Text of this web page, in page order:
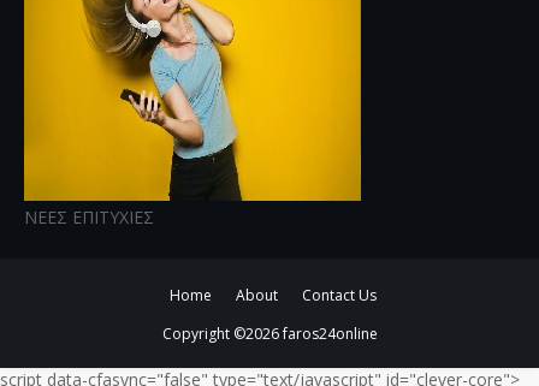
ΝΕΕΣ ΕΠΙΤΥΧΙΕΣ
Home About
Contact Us
Copyright ©2026faros24online
script data-cfasync="false" type="text/javascript" id="clever-core">